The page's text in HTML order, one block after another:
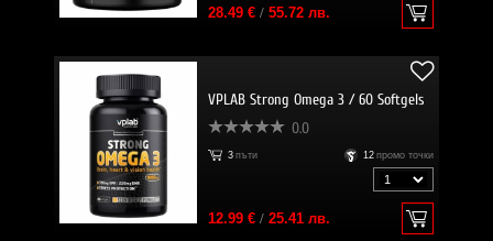
28.49 €/ 55.72 лв.
VPLAB Strong Omega 3 / 60 Softgels
0.0
3 пъти 12 промо точки
12.99 €/ 25.41 лв.